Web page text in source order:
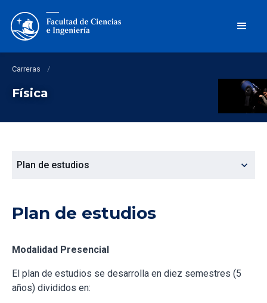
Carreras /
Física
Plan de estudios expand_more
Plan de estudios
Modalidad Presencial
El plan de estudios se desarrolla en diez semestres (5
años) divididos en: